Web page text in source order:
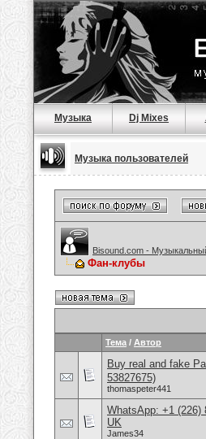
Музыка Dj Mixes
Музыка пользователей
Bisound.com -
Фан-клубы
Тема / Автор
Buy real and fake
53827675)
thomaspeter441
WhatsApp: +1 (226)
UK
James34